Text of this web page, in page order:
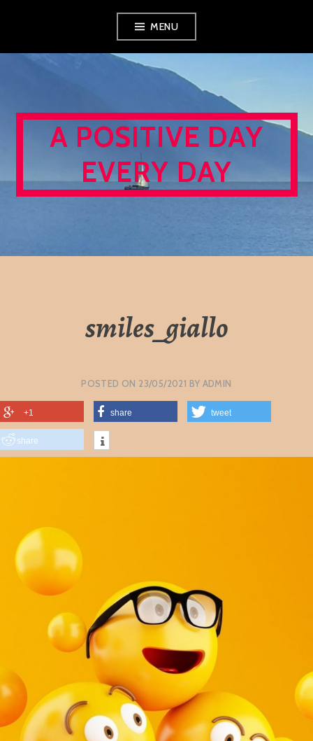
content
MENU
A POSITIVE DAY
EVERY DAY
smiles_giallo
POSTED ON 23/05/2021 BY ADMIN
+1 share tweet
share